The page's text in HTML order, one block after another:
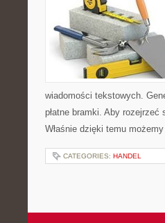
wiadomości tekstowych.
płatne bramki. Aby
Właśnie dzięki temu
CATEGORIES: HANDEL